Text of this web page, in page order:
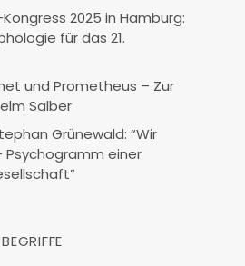
2025 in Hamburg:
für das 21.
und Prometheus – Zur
Salber
Grünewald: “Wir
Psychogramm einer